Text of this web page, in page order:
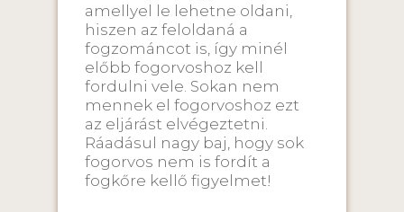
amellyel le lehetne oldani,
hiszen az feloldaná a
fogzománcot is, így minél
előbb fogorvoshoz kell
fordulni vele. Sokan nem
mennek el fogorvoshoz ezt
az eljárást elvégeztetni.
Ráadásul nagy baj, hogy sok
fogorvos nem is fordít a
fogkőre kellő figyelmet!